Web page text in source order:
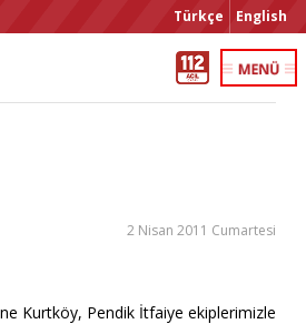
Türkçe English
2 Nisan 2011 Cumartesi
Kurtköy, Pendik İtfaiye ekiplerimizle